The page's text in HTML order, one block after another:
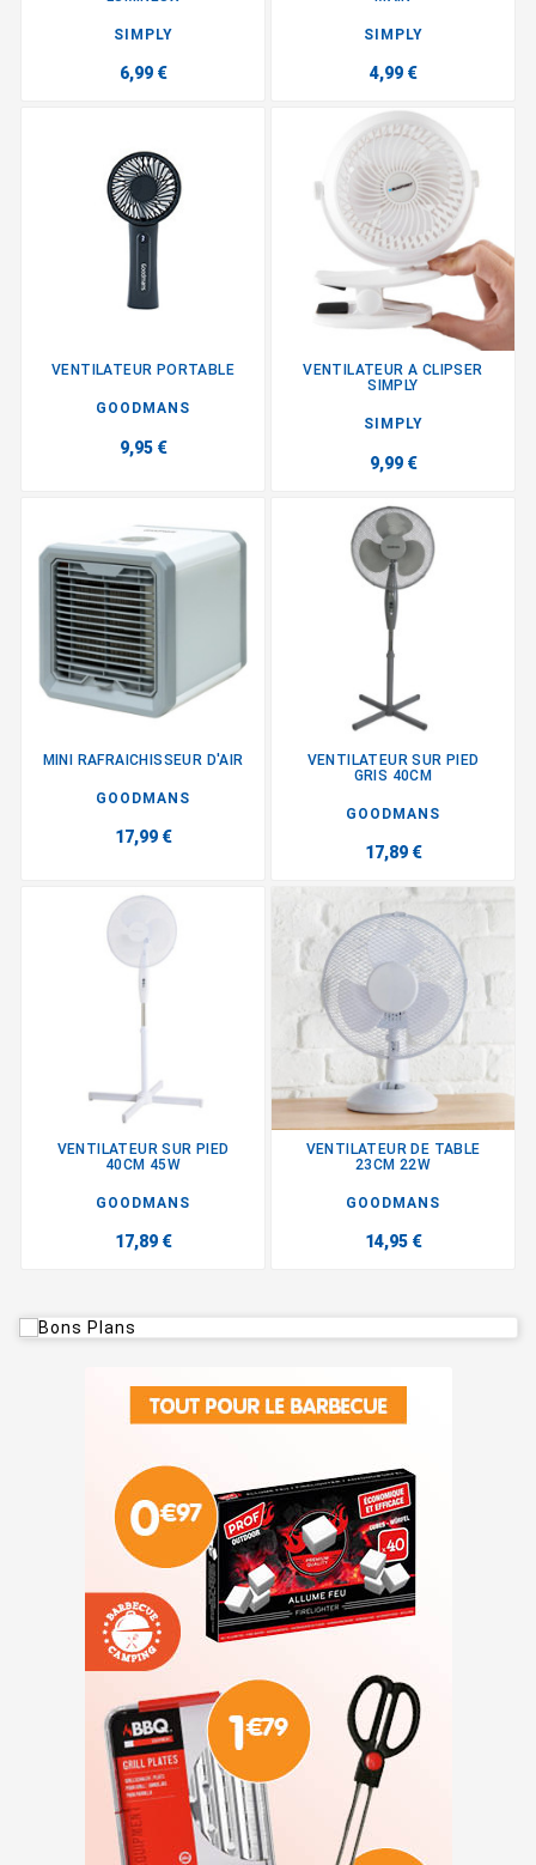
SIMPLY
6,99 €
SIMPLY
4,99 €
VENTILATEUR PORTABLE
GOODMANS
9,95 €
VENTILATEUR A CLIPSER
SIMPLY
SIMPLY
9,99 €
MINI RAFRAICHISSEUR D'AIR
GOODMANS
17,99 €
VENTILATEUR SUR PIED
GRIS 40CM
GOODMANS
17,89 €
VENTILATEUR SUR PIED
40CM 45W
GOODMANS
17,89 €
VENTILATEUR DE TABLE
23CM 22W
GOODMANS
14,95 €